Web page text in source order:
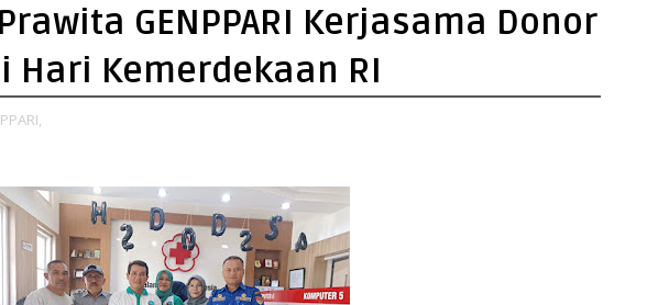
GENPPARI Kerjasama Donor
Hari Kemerdekaan RI